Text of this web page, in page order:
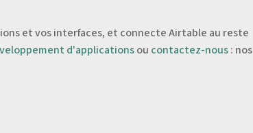
et vos interfaces, et connecte Airtable au reste
d'applicationsou contactez-nous: nos